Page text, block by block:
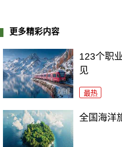
更多精彩内容
123个职
见
最热
全国海洋